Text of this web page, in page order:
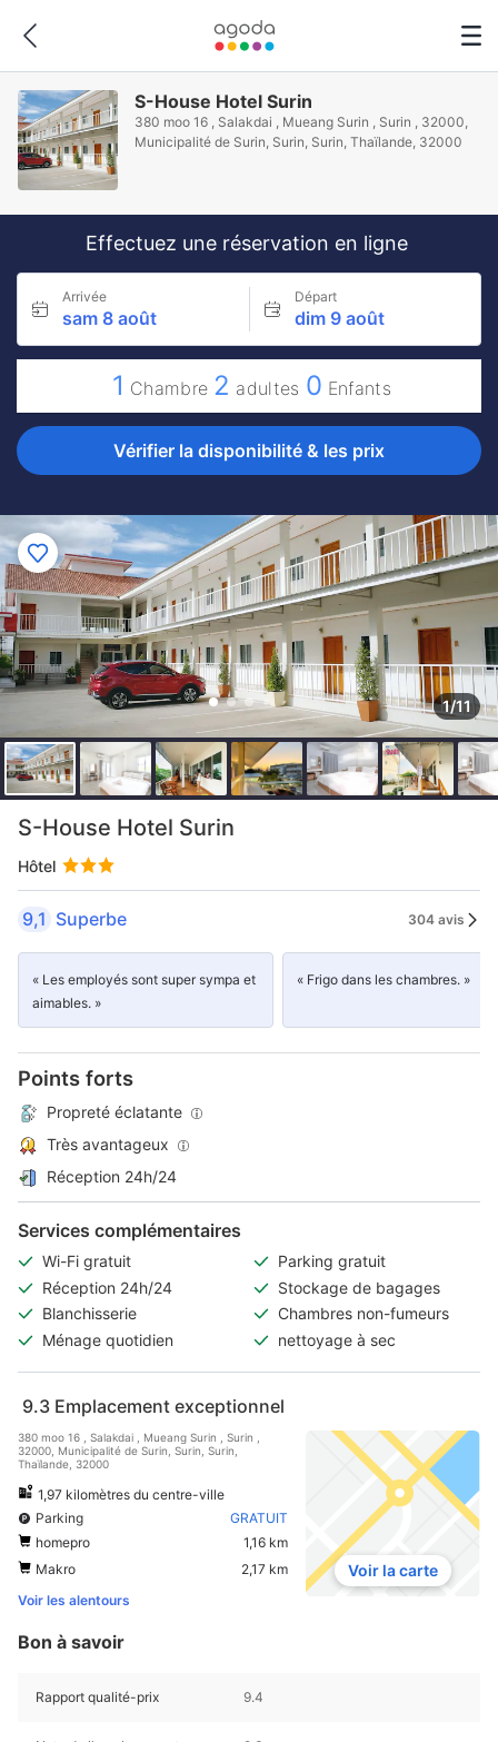
S-House Hotel Surin
380 moo 16 , Salakdai , Mueang Surin , Surin , 32000,
Municipalité de Surin, Surin, Surin, Thaïlande, 32000
Effectuez une réservation en ligne
Arrivée
sam 8 août
Départ
dim 9 août
1 Chambre 2 adultes 0 Enfants
Vérifier la disponibilité & les prix
1/11
S-House Hotel Surin
Hôtel
9,1 Superbe 304 avis
« Les employés sont super sympa et
aimables. »
« Frigo dans les chambres. »
Points forts
Propreté éclatante
Très avantageux
Réception 24h/24
Services complémentaires
Wi-Fi gratuit
Parking gratuit
Réception 24h/24
Stockage de bagages
Blanchisserie
Chambres non-fumeurs
Ménage quotidien
nettoyage à sec
9.3 Emplacement exceptionnel
380 moo 16 , Salakdai , Mueang Surin , Surin ,
32000, Municipalité de Surin, Surin, Surin,
Thaïlande, 32000
1,97 kilomètres du centre-ville
Parking
GRATUIT
homepro
1,16 km
Makro
2,17 km
Voir les alentours
Voir la carte
Bon à savoir
Rapport qualité-prix 9.4